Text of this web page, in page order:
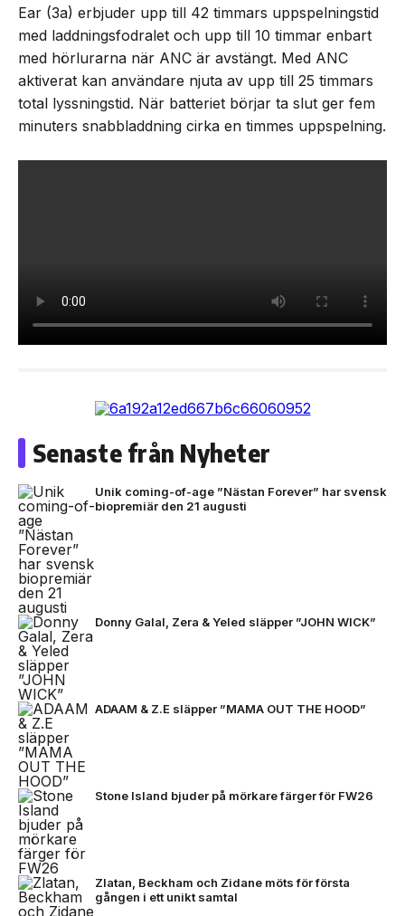
Ear (3a) erbjuder upp till 42 timmars uppspelningstid
med laddningsfodralet och upp till 10 timmar enbart
med hörlurarna när ANC är avstängt. Med ANC
aktiverat kan användare njuta av upp till 25 timmars
total lyssningstid. När batteriet börjar ta slut ger fem
minuters snabbladdning cirka en timmes uppspelning.
Senaste från Nyheter
Unik coming-of-age ”Nästan Forever” har svensk
biopremiär den 21 augusti
Donny Galal, Zera & Yeled släpper ”JOHN WICK”
ADAAM & Z.E släpper ”MAMA OUT THE HOOD”
Stone Island bjuder på mörkare färger för FW26
Zlatan, Beckham och Zidane möts för första
gången i ett unikt samtal